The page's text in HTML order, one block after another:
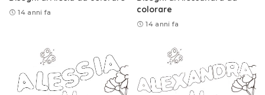
14 anni fa
colorare
14 anni fa